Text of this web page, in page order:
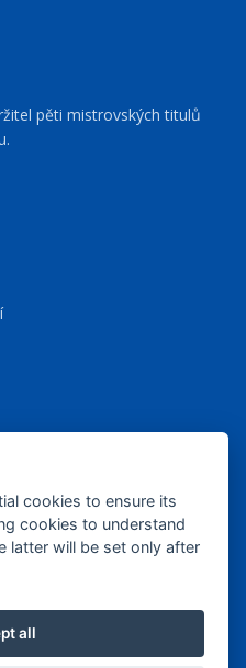
pěti mistrovských titulů
cookies to ensure its
cookies to understand
latter will be set only after
all